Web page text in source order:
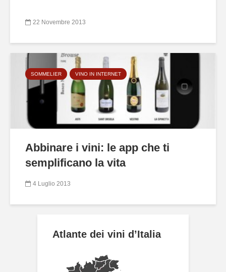
22 Novembre 2013
SOMMELIER VINO IN INTERNET
Abbinare i vini: le app che ti
semplificano la vita
4 Luglio 2013
Atlante dei vini d’Italia